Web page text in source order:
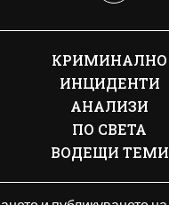
КРИМИНАЛНО
ИНЦИДЕНТИ
АНАЛИЗИ
ПО СВЕТА
ВОДЕЩИ ТЕМИ